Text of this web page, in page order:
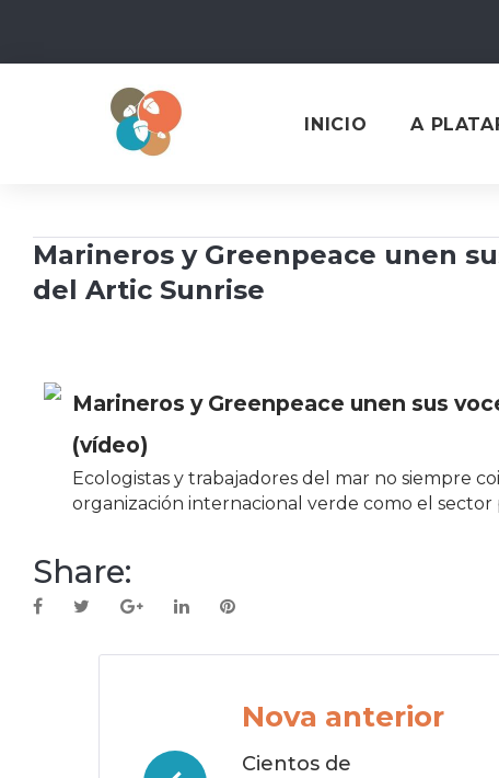
content
INICIO A
Marineros y Greenpeace unen
del Artic Sunrise
Marineros y Greenpeace unen sus
(vídeo)
Ecologistas y trabajadores del mar no siempre
organización internacional verde como el
Share:
Facebook
TwitterGoogle+LinkedInPinterest
Nova anterior
Cientos de